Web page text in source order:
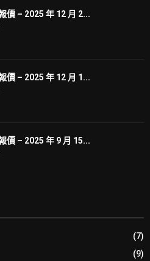
價 – 2025 年 12 月 2...
價 – 2025 年 12 月 1...
價 – 2025 年 9 月 15...
(7)
(9)